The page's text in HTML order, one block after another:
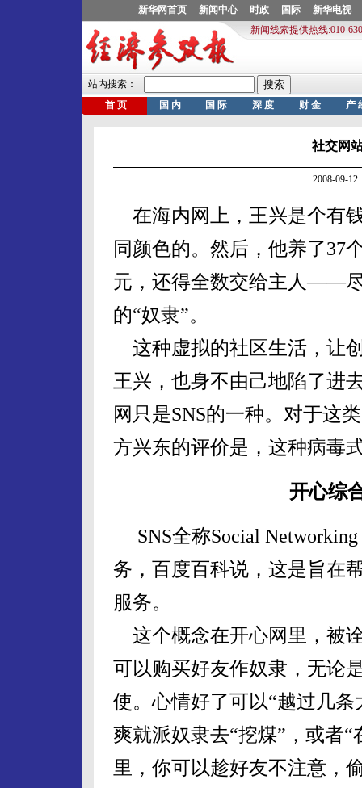
社交网
2008-09-
在海内网上，王兴是个有
同颜色的。然后，他养了37
元，还得全数交给主人——
的“奴隶”。
这种虚拟的社区生活，让
王兴，也身不由己地陷了进
网只是SNS的一种。对于这
方兴东的评价是，这种病毒
开心综
SNS全称Social
务，百度百科说，这是旨在
服务。
这个概念在开心网里，被
可以购买好友作奴隶，无论
使。心情好了可以“越过几
爽就派奴隶去“挖煤”，或者
里，你可以趁好友不注意，